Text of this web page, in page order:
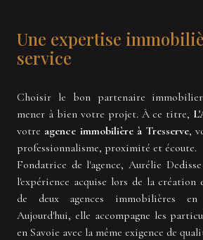
Une expertise
service
Choisir le bon partenaire
mener à bien votre projet. À ce titre,
votre agence immobilière à Tresserve,
professionnalisme, proximité et écoute.
Fondatrice de l'agence, Aurélie
l'expérience acquise lors de la création
de deux agences immobilières en
Aujourd'hui, elle accompagne les
en Savoie avec la même exigence de